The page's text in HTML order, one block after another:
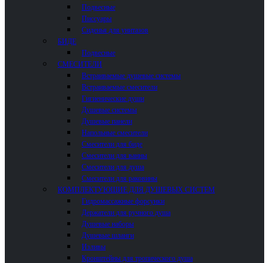
Подвесные
Писсуары
Сиденья для унитазов
БИДЕ
Подвесные
СМЕСИТЕЛИ
Встраиваемые душевые системы
Встраиваемые смесители
Гигиенические души
Душевые системы
Душевые панели
Напольные смесители
Смесители для биде
Смесители для ванны
Смесители для душа
Смесители для раковины
КОМПЛЕКТУЮЩИЕ ДЛЯ ДУШЕВЫХ СИСТЕМ
Гидромассажные форсунки
Держатели для ручного душа
Душевые наборы
Душевые шланги
Изливы
Кронштейны для тропического душа